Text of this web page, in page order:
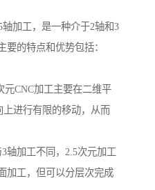
加工，是一种介于2轴和3
的特点和优势包括：
CNC加工主要在二维平
进行有限的移动，从而
加工不同，2.5次元加工
加工，但可以分层次完成